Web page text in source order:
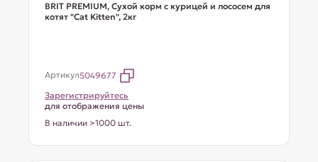
BRIT PREMIUM, Сухой корм с курицей и лососем для
котят "Cat Kitten", 2кг
Артикул5049677
Зарегистрируйтесь
для отображения цены
В наличии >1000 шт.